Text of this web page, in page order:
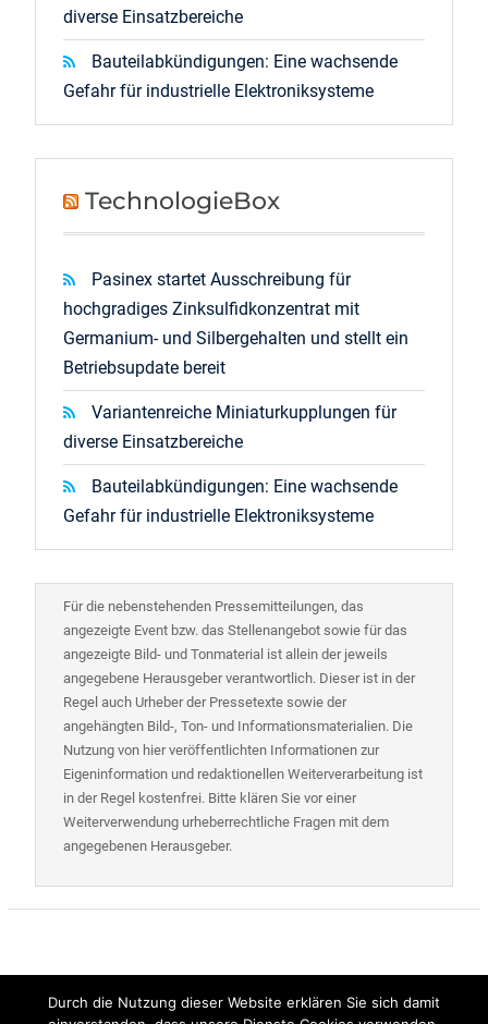
diverse Einsatzbereiche
Bauteilabkündigungen: Eine wachsende
Gefahr für industrielle Elektroniksysteme
TechnologieBox
Pasinex startet Ausschreibung für
hochgradiges Zinksulfidkonzentrat mit
Germanium- und Silbergehalten und stellt ein
Betriebsupdate bereit
Variantenreiche Miniaturkupplungen für
diverse Einsatzbereiche
Bauteilabkündigungen: Eine wachsende
Gefahr für industrielle Elektroniksysteme
Für die nebenstehenden Pressemitteilungen, das
angezeigte Event bzw. das Stellenangebot sowie für das
angezeigte Bild- und Tonmaterial ist allein der jeweils
angegebene Herausgeber verantwortlich. Dieser ist in der
Regel auch Urheber der Pressetexte sowie der
angehängten Bild-, Ton- und Informationsmaterialien. Die
Nutzung von hier veröffentlichten Informationen zur
Eigeninformation und redaktionellen Weiterverarbeitung ist
in der Regel kostenfrei. Bitte klären Sie vor einer
Weiterverwendung urheberrechtliche Fragen mit dem
angegebenen Herausgeber.
Durch die Nutzung dieser Website erklären Sie sich damit